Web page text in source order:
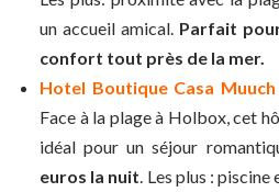
un accueil amical. Parfait
confort tout près de la mer.
Hotel Boutique Casa
Face à la plage à Holbox, cet
idéal pour un séjour
euros la nuit . Les plus :